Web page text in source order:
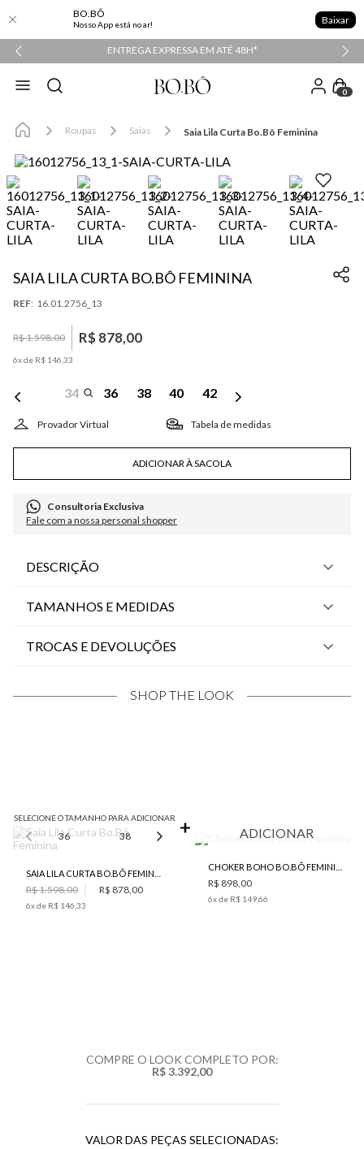
BO.BÔ
Nosso App está no ar! Baixar
ENTREGA EXPRESSA EM ATÉ 48H*
0
Roupas Saias Saia Lila Curta Bo.Bô Feminina
SAIA LILA CURTA BO.BÔ FEMININA
: 16.01.2756_13
R$1.598,00 R$878,00
6x de R$ 146 33
34 36 38 40 42
Tabela de medidas
ADICIONAR À SACOLA
Consultoria Exclusiva
Fale com a nossa personal shopper
DESCRIÇÃO
TAMANHOS E MEDIDAS
TROCAS E DEVOLUÇÕES
SHOP THE LOOK
SELECIONE O TAMANHO PARA ADICIONAR
36 38 40 42 44
R$ 1.598,00 R$ 878,00
6x de R$ 146,33
ADICIONAR
R$ 898,00
6x de R$ 149,66
COMPRE O LOOK COMPLETO POR:
R$ 3.392,00
VALOR DAS PEÇAS SELECIONADAS: